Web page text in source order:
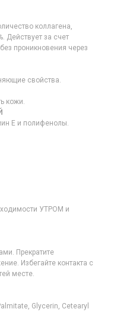
коллагена,
Действует за счет
проникновения через
свойства.
кожи.
Е и полифенолы.
УТРОМ и
Прекратите
Избегайте контакта с
месте.
Glycerin, Cetearyl